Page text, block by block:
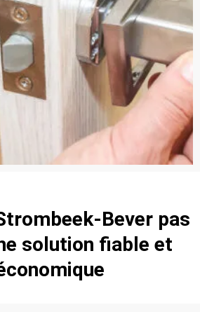
Bever pas
solution fiable et